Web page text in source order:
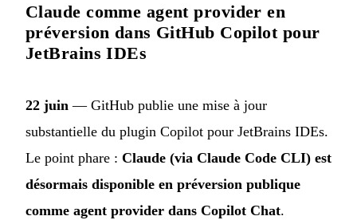
Claude comme agent provider en
préversion dans GitHub Copilot pour
JetBrains IDEs
22 juin — GitHub publie une mise à jour
substantielle du plugin Copilot pour JetBrains IDEs.
Le point phare : Claude (via Claude Code CLI) est
désormais disponible en préversion publique
comme agent provider dans Copilot Chat.